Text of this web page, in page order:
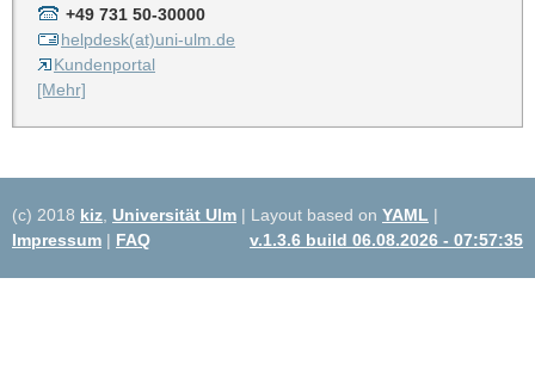
+49 731 50-30000
helpdesk(at)uni-ulm.de
Kundenportal
[Mehr]
(c) 2018 kiz Universität Ulm | Layout based on YAML |
Impressum | FAQ v.1.3.6 build 06.08.2026 - 07:57:35